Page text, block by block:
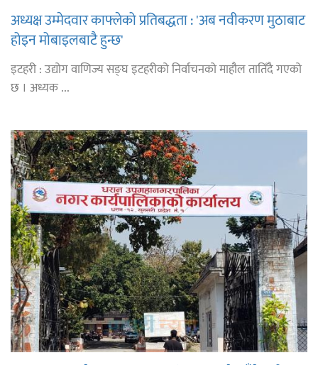
अध्यक्ष उम्मेदवार काफ्लेको प्रतिबद्धता : 'अब नवीकरण मुठाबाट
होइन मोबाइलबाटै हुन्छ'
इटहरी : उद्योग वाणिज्य सङ्घ इटहरीको निर्वाचनको माहौल तातिँदै गएको
छ । अध्यक ...